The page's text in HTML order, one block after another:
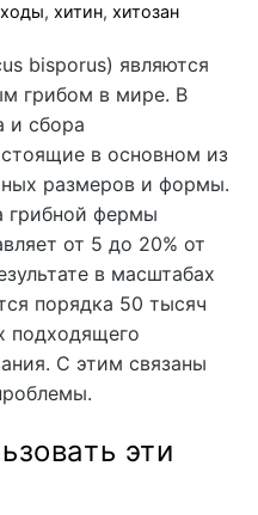
, хитин, хитозан
bisporus) являются
грибом в мире. В
и сбора
в основном из
размеров и формы.
грибной фермы
от 5 до 20% от
в масштабах
порядка 50 тысяч
подходящего
С этим связаны
эти